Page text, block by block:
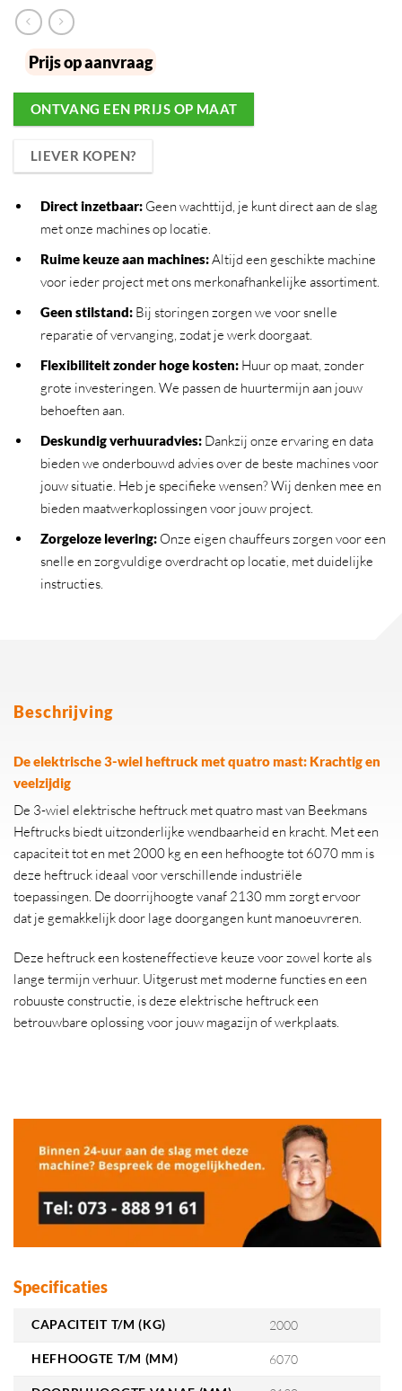
Prijs op aanvraag
ONTVANG EEN PRIJS OP MAAT
LIEVER KOPEN?
Direct inzetbaar:Geen wachttijd, je kunt direct aan de slag
met onze machines op locatie.
Ruime keuze aan machines:Altijd een geschikte machine
voor ieder project met ons merkonafhankelijke assortiment.
Geen stilstand:Bij storingen zorgen we voor snelle
reparatie of vervanging, zodat je werk doorgaat.
Flexibiliteit zonder hoge kosten:Huur op maat, zonder
grote investeringen. We passen de huurtermijn aan jouw
behoeften aan.
Deskundig verhuuradvies:Dankzij onze ervaring en data
bieden we onderbouwd advies over de beste machines voor
jouw situatie. Heb je specifieke wensen? Wij denken mee en
bieden maatwerkoplossingen voor jouw project.
Zorgeloze levering:Onze eigen chauffeurs zorgen voor een
snelle en zorgvuldige overdracht op locatie, met duidelijke
instructies.
Beschrijving
De elektrische 3-wiel heftruck met quatro mast: Krachtig en
veelzijdig
De 3-wiel elektrische heftruck met quatro mast van Beekmans
Heftrucks biedt uitzonderlijke wendbaarheid en kracht. Met een
capaciteit tot en met 2000 kg en een hefhoogte tot 6070 mm is
deze heftruck ideaal voor verschillende industriële
toepassingen. De doorrijhoogte vanaf 2130 mm zorgt ervoor
dat je gemakkelijk door lage doorgangen kunt manoeuvreren.
Deze heftruck een kosteneffectieve keuze voor zowel korte als
lange termijn verhuur. Uitgerust met moderne functies en een
robuuste constructie, is deze elektrische heftruck een
betrouwbare oplossing voor jouw magazijn of werkplaats.
Specificaties
CAPACITEIT T/M (KG) 2000
HEFHOOGTE T/M (MM) 6070